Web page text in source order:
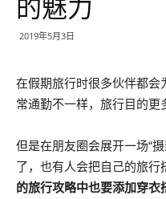
的魅力
2019年5月3日
在假期旅行时很多伙伴都会
常通勤不一样，旅行目的更
但是在朋友圈会展开一场“
了，也有人会把自己的旅行
的旅行攻略中也要添加穿衣